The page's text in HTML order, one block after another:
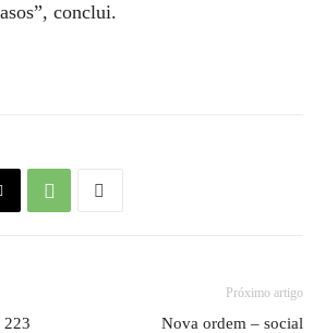
conclui.
223
Próximo artigo
Nova ordem – social